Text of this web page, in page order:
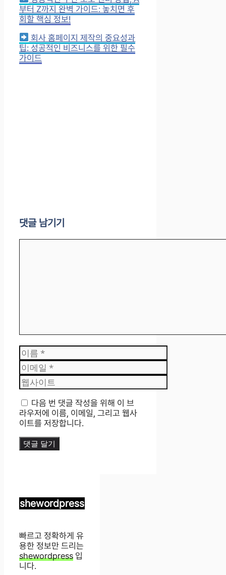
부터 Z까지 완벽 가이드: 놓치면 후
회할 핵심 정보!
회사 홈페이지 제작의 중요성과
팁: 성공적인 비즈니스를 위한 필수
가이드
댓글 남기기
이
름
이
메
일
웹
사
이
트
다음 번 댓글 작성을 위해 이 브
라우저에 이름, 이메일, 그리고 웹사
이트를 저장합니다.
shewordpress
빠르고 정확하게 유
용한 정보만 드리는
shewordpress 입
니다.